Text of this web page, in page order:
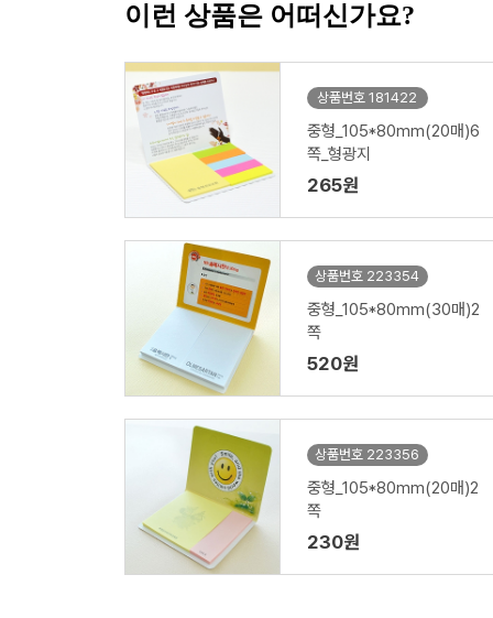
이런 상품은 어떠신가요?
상품번호 181422
중형_105*80mm(20매)6
쪽_형광지
265원
상품번호 223354
중형_105*80mm(30매)2
쪽
520원
상품번호 223356
중형_105*80mm(20매)2
쪽
230원